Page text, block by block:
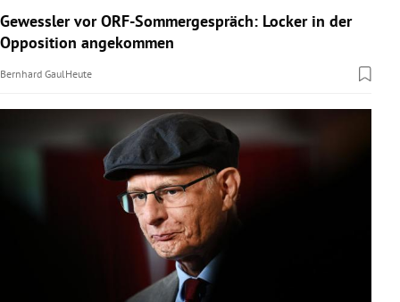
Gewessler vor ORF-Sommergespräch: Locker in der
Opposition angekommen
Bernhard GaulHeute